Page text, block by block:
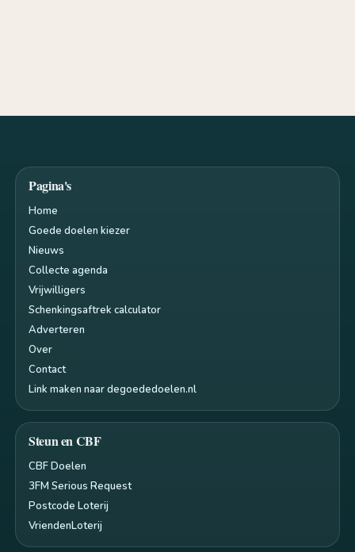
Pagina's
Home
Goede doelen kiezer
Nieuws
Collecte agenda
Vrijwilligers
Schenkingsaftrek calculator
Adverteren
Over
Contact
Link maken naar degoededoelen.nl
Steun en CBF
CBF Doelen
3FM Serious Request
Postcode Loterij
VriendenLoterij